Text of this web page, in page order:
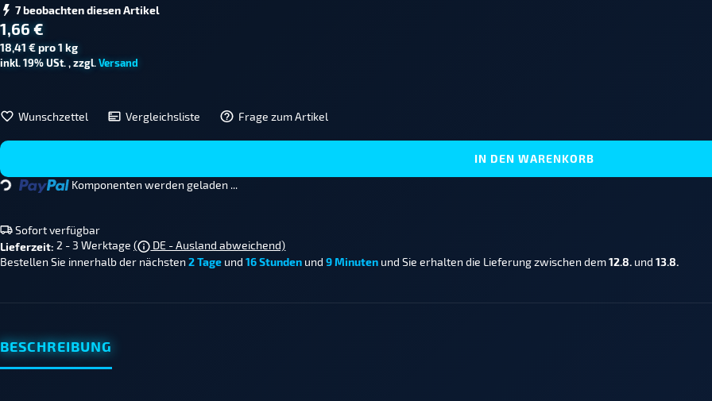
7 beobachten diesen Artikel
1,66 €
18,41 € pro 1 kg
inkl. 19% USt. , zzgl. Versand
IN DEN WARENKORB
Komponenten werden geladen ...
Sofort verfügbar
Lieferzeit: 2 - 3 Werktage (
DE - Ausland abweichend)
Bestellen Sie innerhalb der nächsten 2 Tage und 16 Stunden und 9 Minuten und Sie erhalten die Lieferung zwischen dem12.8. und 13.8.
Wunschzettel Vergleichsliste Frage zum Artikel
BESCHREIBUNG